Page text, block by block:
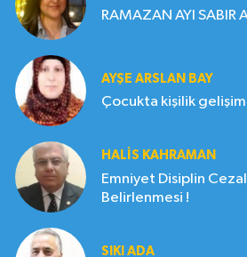
RAMAZAN AYI SABIR
AYŞE ARSLAN BAY
Çocukta kişilik
HALIS KAHRAMAN
Emniyet Disiplin
Belirlenmesi !
SIKI ADA